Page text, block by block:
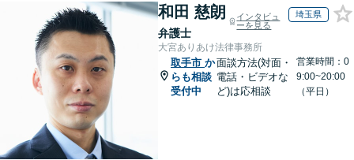
和田 慈朗
弁護士
インタビュ
ーを見る
埼玉県
大宮ありあけ法律事務所
取手市 か
らも相談
受付中
面談方法(対面・
電話・ビデオな
ど)は応相談
営業時間：0
9:00~20:00
（平日）